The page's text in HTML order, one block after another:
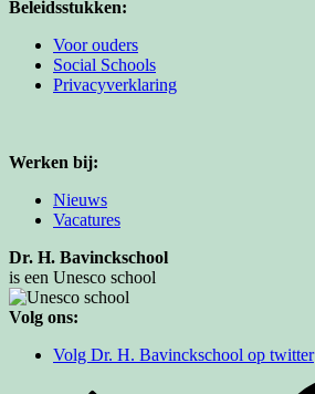
Beleidsstukken:
Voor ouders
Social Schools
Privacyverklaring
Werken bij:
Nieuws
Vacatures
Dr. H. Bavinckschool
is een Unesco school
Volg ons:
Volg Dr. H. Bavinckschool op twitter